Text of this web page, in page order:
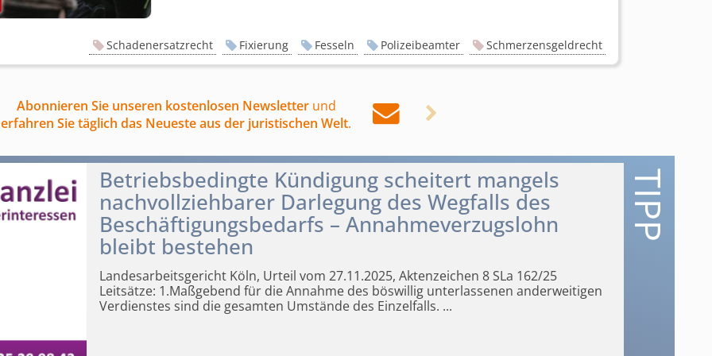
Schadenersatzrecht Fixierung Fesseln Polizeibeamter Schmerzensgeldrecht
Abonnieren Sie unseren kostenlosen Newsletterund
erfahren Sie täglich das Neueste aus der juristischen Welt.  
Betriebsbedingte Kündigung scheitert mangels
nachvollziehbarer Darlegung des Wegfalls des
Beschäfti­gungsbedarfs – Annahmeverzugslohn
bleibt bestehen
Landesarbeits­gericht Köln, Urteil vom 27.11.2025, Aktenzeichen 8 SLa 162/25
Leitsätze: 1.Maßgebend für die Annahme des böswillig unterlassenen anderweitigen
Verdienstes sind die gesamten Umstände des Einzelfalls. ...